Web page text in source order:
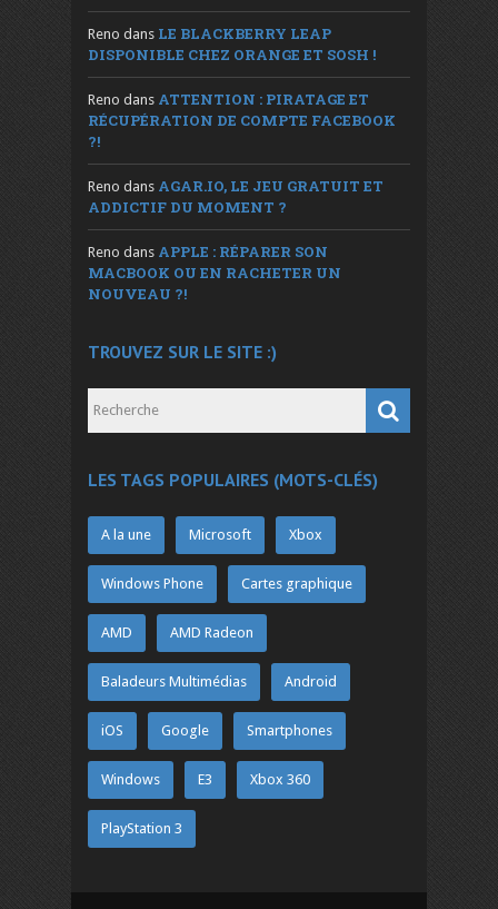
Reno dans LE BLACKBERRY LEAP
DISPONIBLE CHEZ ORANGE ET SOSH !
Reno dans ATTENTION : PIRATAGE ET
RÉCUPÉRATION DE COMPTE FACEBOOK
?!
Reno dans AGAR.IO, LE JEU GRATUIT ET
ADDICTIF DU MOMENT ?
Reno dans APPLE : RÉPARER SON
MACBOOK OU EN RACHETER UN
NOUVEAU ?!
TROUVEZ SUR LE SITE :)
LES TAGS POPULAIRES (MOTS-CLÉS)
A la une Microsoft Xbox
Windows Phone Cartes graphique
AMD AMD Radeon
Baladeurs Multimédias Android
iOS Google Smartphones
Windows E3 Xbox 360
PlayStation 3